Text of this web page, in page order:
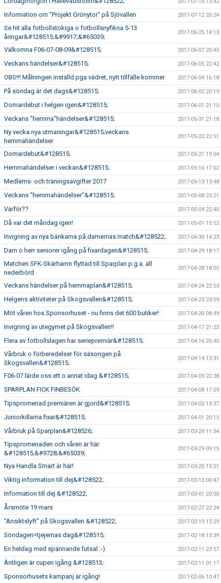
Information om "Projekt Grönytor" på Sjövallen 2017-07-12 20:24
Se hit alla fotbollstokiga o fotbollsnyfikna 5-13
åringar&#128515;&#9917;&#65039;
2017-06-25 14:13
Välkomna F06-07-08-09&#128515; 2017-06-07 20:45
Veckans händelser&#128515; 2017-06-05 22:42
OBS!!! Målningen inställd pga vädret, nytt tillfälle kommer 2017-06-04 16:18
På söndag är det dags&#128515; 2017-06-02 20:19
Domardebut i helgen igen&#128515; 2017-06-01 21:10
Veckans "hemma"händelser&#128515; 2017-05-31 21:18
Ny vecka nya utmaningar&#128515;veckans
hemmahändelser
2017-05-22 22:51
Domardebut&#128515; 2017-05-21 19:04
Hemmahändelser i veckan&#128515; 2017-05-16 17:02
Medlems- och träningsavgifter 2017 2017-05-13 13:48
Veckans "hemmahändelser"&#128515; 2017-05-08 23:21
Varför?? 2017-05-04 22:40
Då var det måndag igen! 2017-05-01 15:52
Invigning av nya bänkarna på damernas match&#128522; 2017-04-30 14:23
Dam o herr seniorer igång på fixardagen&#128515; 2017-04-29 18:17
Matchen SFK-Skärhamn flyttad till Sparplan p.g.a. all
nederbörd
2017-04-28 18:05
Veckans händelser på hemmaplan&#128515; 2017-04-24 22:53
Helgens aktiviteter på Skogsvallen&#128515; 2017-04-23 23:09
Möt våren hos Sponsorhuset - nu finns det 600 butiker! 2017-04-20 08:49
Invigning av utegymet på Skogsvallen!! 2017-04-17 21:23
Flera av fotbollslagen har seriepremiär&#128515; 2017-04-16 20:40
Vårbruk o förberedelser för säsongen på
Skogsvallen&#128515;
2017-04-14 13:31
F06-07 lärde oss ett o annat idag &#128515; 2017-04-09 22:38
SPARPLAN FICK FINBESÖK 2017-04-08 17:59
Tipspromenad premiären är gjord&#128515; 2017-04-02 13:37
Juniorkillarna fixar&#128515; 2017-04-01 20:15
Vårbruk på Sparplan&#128526; 2017-03-29 11:34
Tipspromenaden och våren är här
&#128515;&#9728;&#65039;
2017-03-29 09:15
Nya Handla Smart är här! 2017-03-20 13:51
Viktig information till dej&#128522; 2017-03-13 00:47
Information till dej &#128522; 2017-03-01 20:00
Årsmöte 19 mars 2017-02-27 22:24
"Ansiktslyft" på Skogsvallen &#128522; 2017-02-19 13:29
Söndagen=tjejernas dag&#128515; 2017-02-18 13:39
En heldag med spännande futsal :-) 2017-02-11 23:57
Äntligen är cupen igång &#128513; 2017-02-11 01:17
Sponsorhusets kampanj är igång! 2017-02-06 10:47